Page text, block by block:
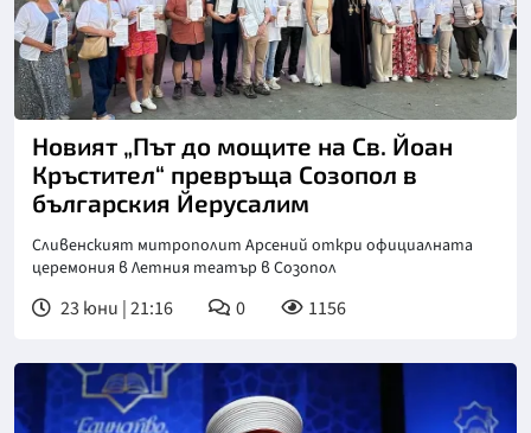
Новият „Път до мощите на Св. Йоан
Кръстител“ превръща Созопол в
българския Йерусалим
Сливенският митрополит Арсений откри официалната
церемония в Летния театър в Созопол
23 юни | 21:16 0 1156